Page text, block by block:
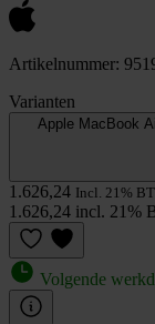
Artikelnummer:
Varianten
Apple MacBook
1.626,24 Incl. 21%
1.626,24 incl. 21%
Volgende